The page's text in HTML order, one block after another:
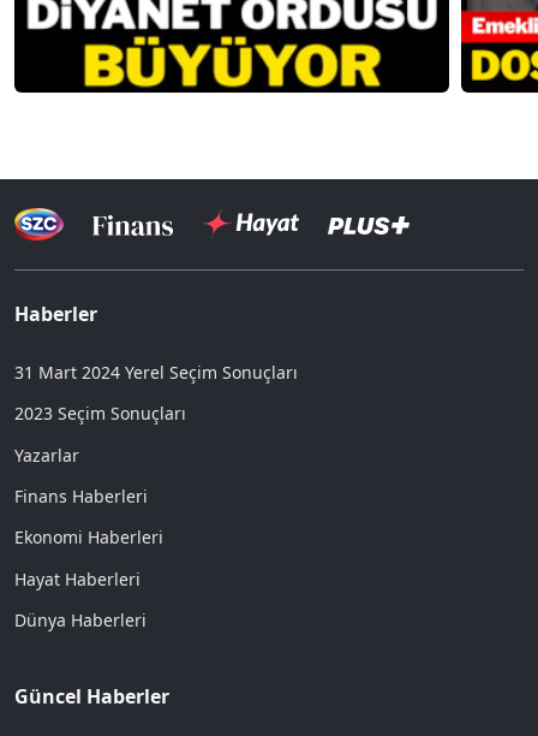
Haberler
31 Mart 2024 Yerel Seçim Sonuçları
2023 Seçim Sonuçları
Yazarlar
Finans Haberleri
Ekonomi Haberleri
Hayat Haberleri
Dünya Haberleri
Güncel Haberler